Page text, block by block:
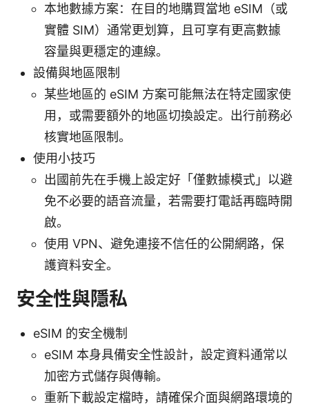
本地數據方案：在目的地購買當地 eSIM（或
實體 SIM）通常更划算，且可享有更高數據
容量與更穩定的連線。
設備與地區限制
某些地區的 eSIM 方案可能無法在特定國家使
用，或需要額外的地區切換設定。出行前務必
核實地區限制。
使用小技巧
出國前先在手機上設定好「僅數據模式」以避
免不必要的語音流量，若需要打電話再臨時開
啟。
使用 VPN、避免連接不信任的公開網路，保
護資料安全。
安全性與隱私
eSIM 的安全機制
eSIM 本身具備安全性設計，設定資料通常以
加密方式儲存與傳輸。
重新下載設定檔時，請確保介面與網路環境的